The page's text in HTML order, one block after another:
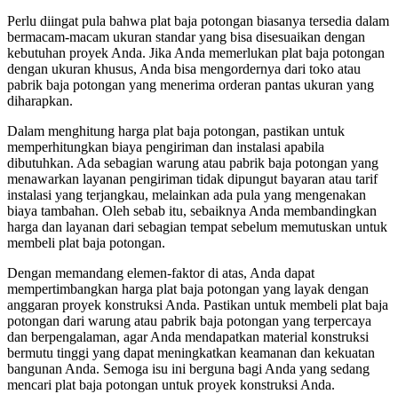
Perlu diingat pula bahwa plat baja potongan biasanya tersedia dalam
bermacam-macam ukuran standar yang bisa disesuaikan dengan
kebutuhan proyek Anda. Jika Anda memerlukan plat baja potongan
dengan ukuran khusus, Anda bisa mengordernya dari toko atau
pabrik baja potongan yang menerima orderan pantas ukuran yang
diharapkan.
Dalam menghitung harga plat baja potongan, pastikan untuk
memperhitungkan biaya pengiriman dan instalasi apabila
dibutuhkan. Ada sebagian warung atau pabrik baja potongan yang
menawarkan layanan pengiriman tidak dipungut bayaran atau tarif
instalasi yang terjangkau, melainkan ada pula yang mengenakan
biaya tambahan. Oleh sebab itu, sebaiknya Anda membandingkan
harga dan layanan dari sebagian tempat sebelum memutuskan untuk
membeli plat baja potongan.
Dengan memandang elemen-faktor di atas, Anda dapat
mempertimbangkan harga plat baja potongan yang layak dengan
anggaran proyek konstruksi Anda. Pastikan untuk membeli plat baja
potongan dari warung atau pabrik baja potongan yang terpercaya
dan berpengalaman, agar Anda mendapatkan material konstruksi
bermutu tinggi yang dapat meningkatkan keamanan dan kekuatan
bangunan Anda. Semoga isu ini berguna bagi Anda yang sedang
mencari plat baja potongan untuk proyek konstruksi Anda.